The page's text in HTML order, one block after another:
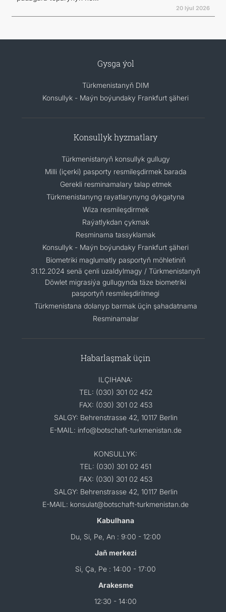
20 Iýul 2026
Gysga ýol
Türkmenistanyň DIM
Konsullyk - Maýn boýundaky Frankfurt şäheri
Konsullyk hyzmatlary
Türkmenistanyň konsullyk gullugy
Milli (içerki) pasporty resmileşdirmek barada
Gerekli resminamalary talap etmek
Türkmenistanyng rayatlarynyng dykgatyna
Wiza resmileşdirmek
Raýatlykdan çykmak
Resminama tassyklamak
Konsullyk - Maýn boýundaky Frankfurt şäheri
Biometriki maglumatly pasportyň möhletiniň
31.12.2024 senä çenli uzaldylmagy / Türkmenistanyň
Döwlet migrasiýa gullugynda täze biometriki
pasportyň resmileşdirilmegi
Türkmenistana dolanyp barmak üçin şahadatnama
Resminamalar
Habarlaşmak üçin
ILÇIHANA:
TEL: (030) 301 02 452
FAX: (030) 301 02 453
SALGY: Behrenstrasse 42, 10117 Berlin
E-MAIL: info@botschaft-turkmenistan.de
KONSULLYK:
TEL: (030) 301 02 451
FAX: (030) 301 02 453
SALGY: Behrenstrasse 42, 10117 Berlin
E-MAIL: konsulat@botschaft-turkmenistan.de
Kabulhana
Du, Si, Pe, An : 9:00 - 12:00
Jaň merkezi
Si, Ça, Pe : 14:00 - 17:00
Arakesme
12:30 - 14:00